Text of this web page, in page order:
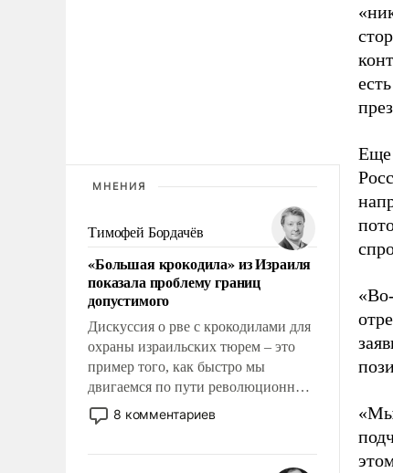
МНЕНИЯ
Тимофей Бордачёв
«Большая крокодила» из Израиля
показала проблему границ
допустимого
Дискуссия о рве с крокодилами для
охраны израильских тюрем – это
пример того, как быстро мы
двигаемся по пути революционных
изменений. То, что несколько лет
назад было образом для
8 комментариев
Еще
«Мы